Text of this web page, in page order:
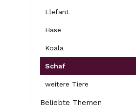
Elefant
Hase
Koala
Schaf
weitere Tiere
Beliebte Themen